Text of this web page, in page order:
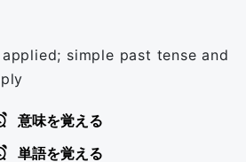
simple past tense and
意味を覚える
単語を覚える